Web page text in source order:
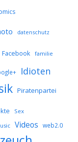
datenschutz
Facebook familie
Idioten
Piratenpartei
Sex
Videos web2.0